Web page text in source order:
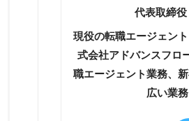
代表取締
現役の転職エージェン
式会社アドバンスフロ
職エージェント業務、
広い業務